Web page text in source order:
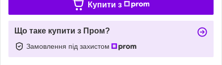
Купити з
Що таке купити з Пром?
Замовлення під захистом